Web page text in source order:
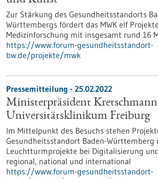
Zur Stärkung des Gesundheitsstandorts
Württembergs fördert das MWK elf
Medizinforschung mit insgesamt rund 16
https://www.forum-gesundheitsstandort-
bw.de/projekte/mwk
Pressemitteilung - 25.02.2022
Ministerpräsident Kretschmann
Universitätsklinikum Freiburg
Im Mittelpunkt des Besuchs stehen
Gesundheitsstandort Baden-Württemberg
Leuchtturmprojekte bei Digitalisierung
regional, national und international
https://www.forum-gesundheitsstandort-